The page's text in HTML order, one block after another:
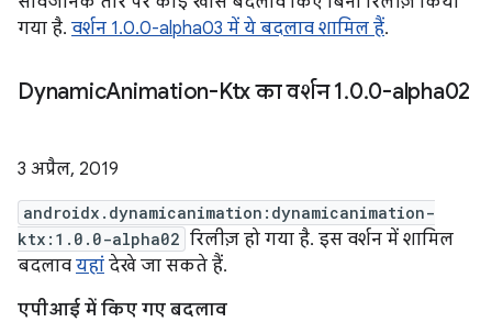
गया है. वर्शन 1.0.0-alpha03 में ये बदलाव शामिल हैं.
DynamicAnimation-Ktx का वर्शन 1.0.0-alpha02
3 अप्रैल, 2019
androidx.dynamicanimation:dynamicanimation-
ktx:1.0.0-alpha02 रिलीज़ हो गया है. इस वर्शन में शामिल
बदलाव यहां देखे जा सकते हैं.
एपीआई में किए गए बदलाव